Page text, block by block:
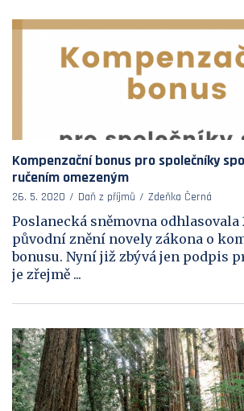
Kompenzační bonus pro společníky
ručením omezeným
26. 5. 2020 Daň z příjmů Zdeňka Černá
Poslanecká sněmovna odhlasovala
původní znění novely zákona o
bonusu. Nyní již zbývá jen podpis
je zřejmě ...